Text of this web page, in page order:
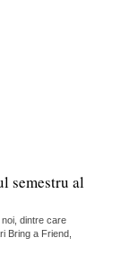
semestru al
dintre care
Bring a Friend,